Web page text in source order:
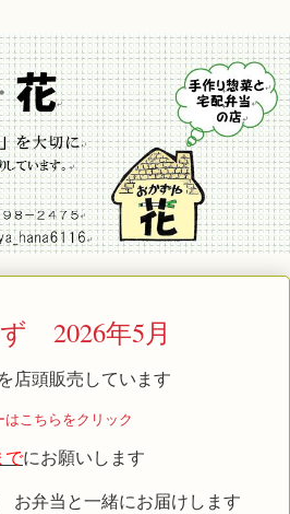
2026年5月
店頭販売しています
こちらをクリック
でにお願いします
弁当と一緒にお届けします